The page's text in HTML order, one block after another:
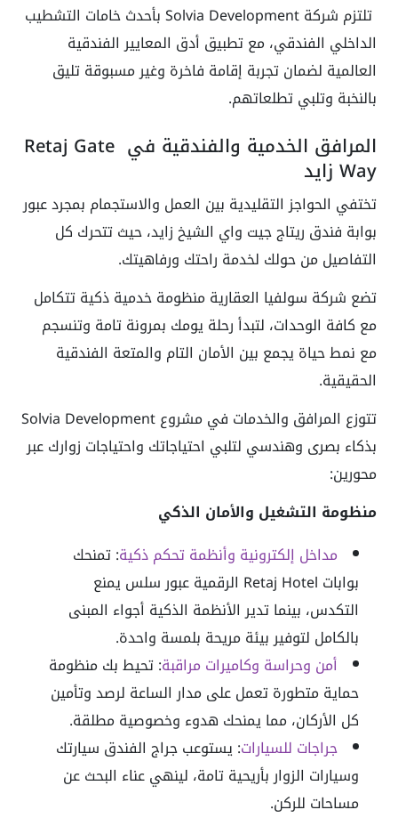
تلتزم شركة Solvia Development بأحدث خامات التشطيب
الداخلي الفندقي، مع تطبيق أدق المعايير الفندقية
العالمية لضمان تجربة إقامة فاخرة وغير مسبوقة تليق
بالنخبة وتلبي تطلعاتهم.
المرافق الخدمية والفندقية في Retaj Gate
Way زايد
تختفي الحواجز التقليدية بين العمل والاستجمام بمجرد عبور
بوابة فندق ريتاج جيت واي الشيخ زايد، حيث تتحرك كل
التفاصيل من حولك لخدمة راحتك ورفاهيتك.
تضع شركة سولفيا العقارية منظومة خدمية ذكية تتكامل
مع كافة الوحدات، لتبدأ رحلة يومك بمرونة تامة وتنسجم
مع نمط حياة يجمع بين الأمان التام والمتعة الفندقية
الحقيقية.
تتوزع المرافق والخدمات في مشروع Solvia Development
بذكاء بصرى وهندسي لتلبي احتياجاتك واحتياجات زوارك عبر
محورين:
منظومة التشغيل والأمان الذكي
مداخل إلكترونية وأنظمة تحكم ذكية:تمنحك
بوابات Retaj Hotel الرقمية عبور سلس يمنع
التكدس، بينما تدير الأنظمة الذكية أجواء المبنى
بالكامل لتوفير بيئة مريحة بلمسة واحدة.
أمن وحراسة وكاميرات مراقبة:تحيط بك منظومة
حماية متطورة تعمل على مدار الساعة لرصد وتأمين
كل الأركان، مما يمنحك هدوء وخصوصية مطلقة.
جراجات للسيارات:يستوعب جراج الفندق سيارتك
وسيارات الزوار بأريحية تامة، لينهي عناء البحث عن
مساحات للركن.